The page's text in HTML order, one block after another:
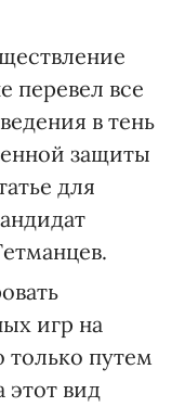
перевел все
в тень
защиты
для
игр на
путем
этот вид